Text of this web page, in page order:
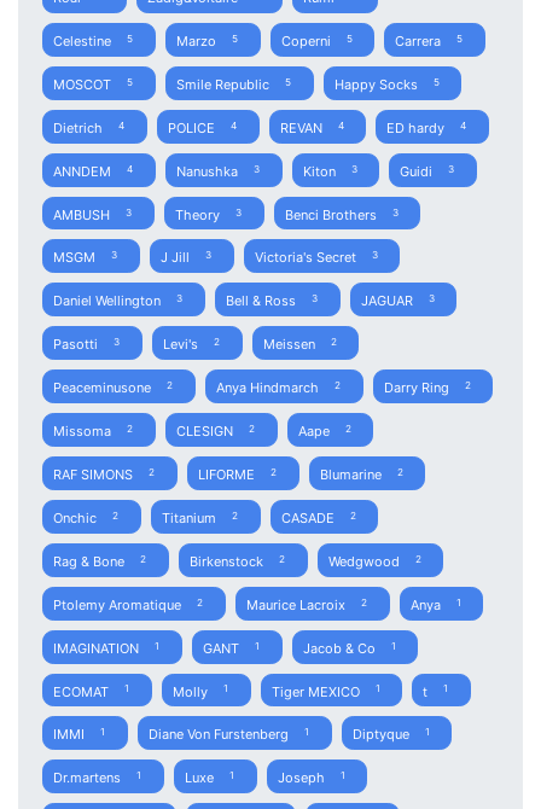
Celestine 5 Marzo 5 Coperni 5 Carrera 5
MOSCOT 5 Smile Republic 5 Happy Socks 5
Dietrich 4 POLICE 4 REVAN 4 ED hardy 4
ANNDEM 4 Nanushka 3 Kiton 3 Guidi 3
AMBUSH 3 Theory 3 Benci Brothers 3
MSGM 3 J Jill 3 Victoria's Secret 3
Daniel Wellington 3 Bell & Ross 3 JAGUAR 3
Pasotti 3 Levi's 2 Meissen 2
Peaceminusone 2 Anya Hindmarch 2 Darry Ring 2
Missoma 2 CLESIGN 2 Aape 2
RAF SIMONS 2 LIFORME 2 Blumarine 2
Onchic 2 Titanium 2 CASADE 2
Rag & Bone 2 Birkenstock 2 Wedgwood 2
Ptolemy Aromatique 2 Maurice Lacroix 2 Anya 1
IMAGINATION 1 GANT 1 Jacob & Co 1
ECOMAT 1 Molly 1 Tiger MEXICO 1 t 1
IMMI 1 Diane Von Furstenberg 1 Diptyque 1
Dr.martens 1 Luxe 1 Joseph 1